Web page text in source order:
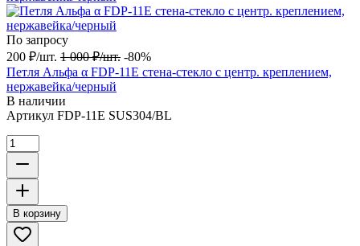
По запросу
200 ₽/шт. 1 000 ₽/шт. -80%
Петля Альфа α FDP-11E стена-стекло с центр. креплением,
нержавейка/черный
В наличии
Артикул FDP-11E SUS304/BL
В корзину